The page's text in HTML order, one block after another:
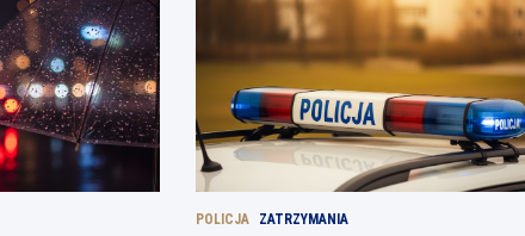
POLICJA ZATRZYMANIA